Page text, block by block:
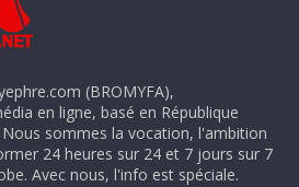
(BROMYFA),
en ligne, basé en République
sommes la vocation, l'ambition
24 heures sur 24 et 7 jours sur 7
Avec nous, l'info est spéciale.